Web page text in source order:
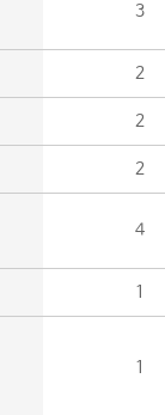
3
2
2
2
4
1
1